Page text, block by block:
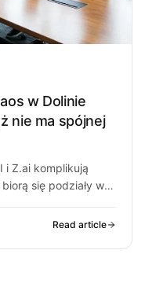
w Dolinie
nie ma spójnej
i Z.ai komplikują
się podziały w
Read article